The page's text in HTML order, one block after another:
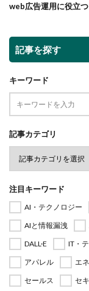
web広告運用に役立
記事を探す
キーワード
記事カテゴリ
注目キーワード
AI・テクノロジー
AIと情報漏洩
DALL·E
IT・
アパレル
エ
セールス
セ